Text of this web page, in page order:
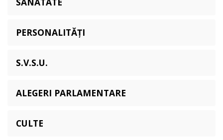
PERSONALITĂȚI
S.V.S.U.
ALEGERI PARLAMENTARE
CULTE